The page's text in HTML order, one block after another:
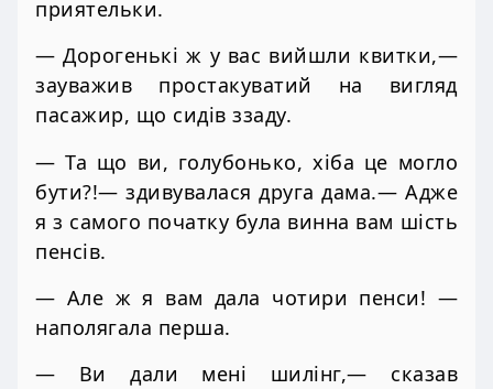
приятельки.
— Дорогенькі ж у вас вийшли квитки,—
зауважив простакуватий на вигляд
пасажир, що сидів ззаду.
— Та що ви, голубонько, хіба це могло
бути?!— здивувалася друга дама.— Адже
я з самого початку була винна вам шість
пенсів.
— Але ж я вам дала чотири пенси! —
наполягала перша.
— Ви дали мені шилінг,— сказав